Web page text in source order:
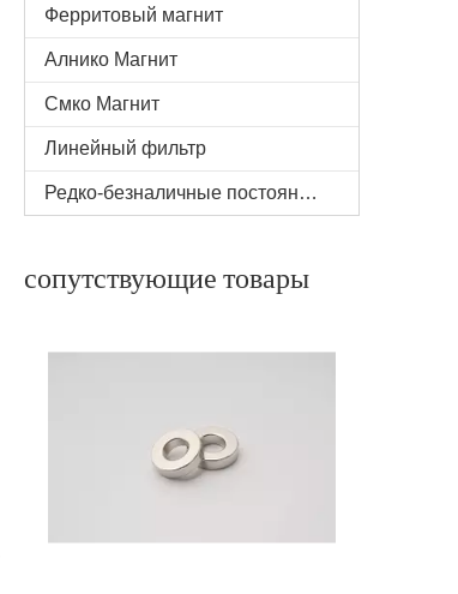
Ферритовый магнит
Алнико Магнит
Смко Магнит
Линейный фильтр
Редко-безналичные постоянные магниты
сопутствующие товары